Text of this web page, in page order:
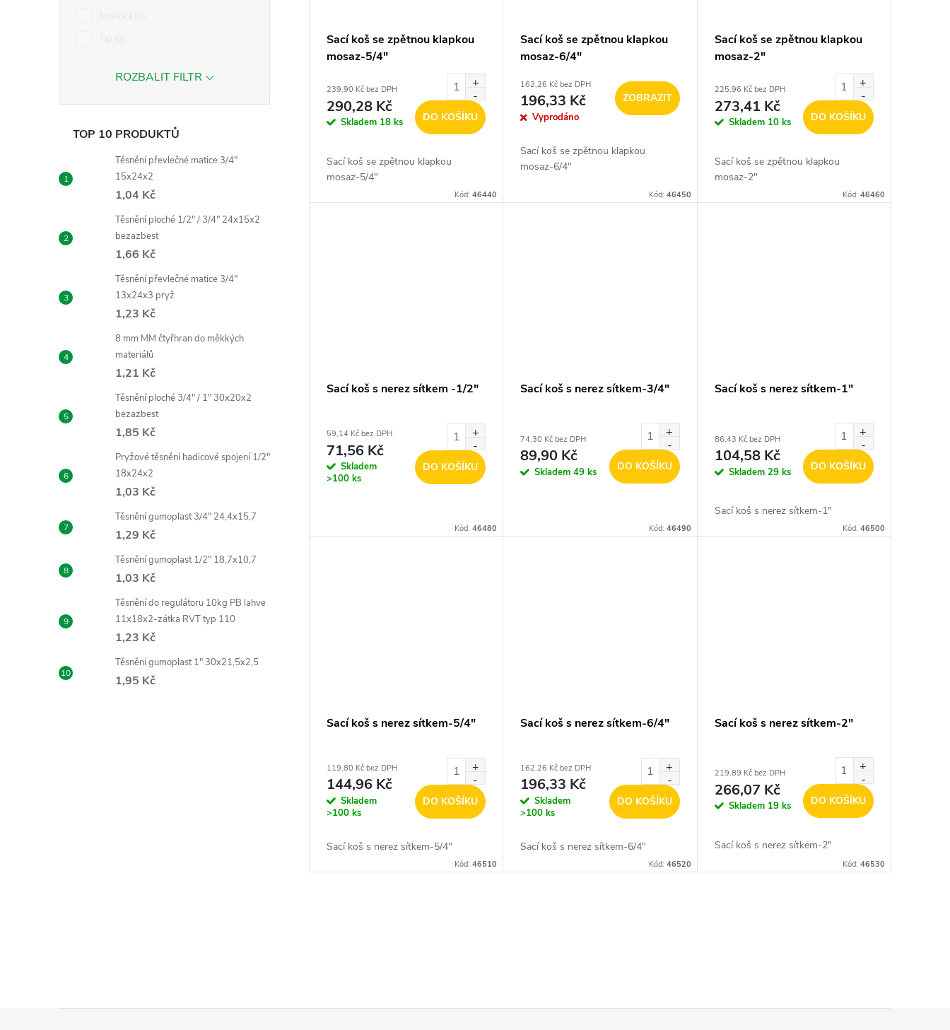
ROZBALIT FILTR
TOP 10 PRODUKTŮ
Těsnění převlečné matice 3/4"
15x24x2
1,04 Kč
Těsnění ploché 1/2" / 3/4" 24x15x2
bezazbest
1,66 Kč
Těsnění převlečné matice 3/4"
13x24x3 pryž
1,23 Kč
8 mm MM čtyřhran do měkkých
materiálů
1,21 Kč
Těsnění ploché 3/4" / 1" 30x20x2
bezazbest
1,85 Kč
Pryžové těsnění hadicové spojení 1/2"
18x24x2
1,03 Kč
Těsnění gumoplast 3/4" 24,4x15,7
1,29 Kč
Těsnění gumoplast 1/2" 18,7x10,7
1,03 Kč
Těsnění do regulátoru 10kg PB lahve
11x18x2-zátka RVT typ 110
1,23 Kč
Těsnění gumoplast 1" 30x21,5x2,5
1,95 Kč
Sací koš se zpětnou klapkou
mosaz-5/4"
239,90 Kč bez DPH
290,28 Kč
Skladem 18 ks DO KOŠÍKU
Sací koš se zpětnou klapkou
mosaz-5/4"
Kód:46440
Sací koš se zpětnou klapkou
mosaz-6/4"
162,26 Kč bez DPH
196,33 Kč
Vyprodáno
ZOBRAZIT
Sací koš se zpětnou klapkou
mosaz-6/4"
Kód: 46450
Sací koš se zpětnou klapkou
mosaz-2"
225,96 Kč bez DPH
273,41 Kč
Skladem 10 ks DO KOŠÍKU
Sací koš se zpětnou klapkou
mosaz-2"
Kód: 46460
Sací koš s nerez sítkem -1/2"
59,14 Kč bez DPH
71,56 Kč
Skladem
>100 ks
DO KOŠÍKU
Kód:46480
Sací koš s nerez sítkem-3/4"
74,30 Kč bez DPH
89,90 Kč
Skladem49 ks DO KOŠÍKU
Kód: 46490
Sací koš s nerez sítkem-1"
86,43 Kč bez DPH
104,58 Kč
Skladem 29 ks DO KOŠÍKU
Sací koš s nerez sítkem-1"
Kód: 46500
Sací koš s nerez sítkem-5/4"
119,80 Kč bez DPH
144,96 Kč
Skladem
>100 ks
DO KOŠÍKU
Sací koš s nerez sítkem-5/4"
Kód:46510
Sací koš s nerez sítkem-6/4"
162,26 Kč bez DPH
196,33 Kč
Skladem
>100 ks
DO KOŠÍKU
Sací koš s nerez sítkem-6/4"
Kód: 46520
Sací koš s nerez sítkem-2"
219,89 Kč bez DPH
266,07 Kč
Skladem 19 ks DO KOŠÍKU
Sací koš s nerez sítkem-2"
Kód: 46530
á